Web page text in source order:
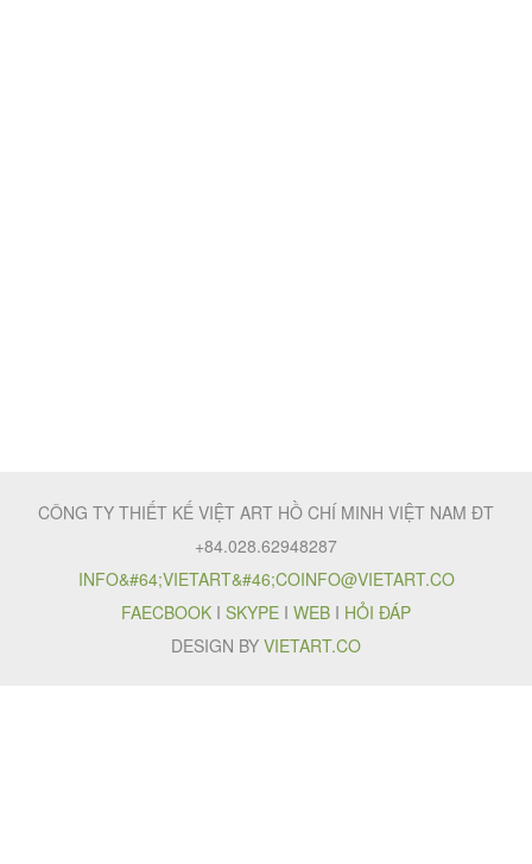
CÔNG TY THIẾT KẾ VIỆT ART HỒ CHÍ MINH VIỆT NAM ĐT
+84.028.62948287
INFO&#64;VIETART&#46;COINFO@VIETART.CO
FAECBOOK I SKYPE I WEB I HỎI ĐÁP
DESIGN BY VIETART.CO